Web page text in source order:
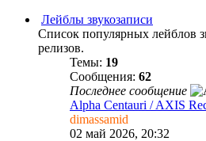
Лейблы звукозаписи
Список популярных лейблов
релизов.
Темы: 19
Сообщения: 62
Последнее сообщение
Alpha Centauri / AXIS
dimassamid
02 май 2026, 20:32